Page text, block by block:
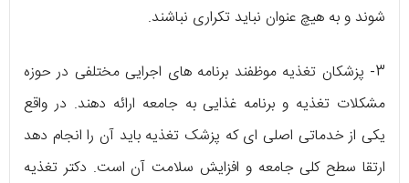
شوند و به هیچ عنوان نباید تکراری نباشند.
3- پزشکان تغذیه موظفند برنامه های اجرایی مختلفی در حوزه
مشکلات تغذیه و برنامه غذایی به جامعه ارائه دهند. در واقع
یکی از خدماتی اصلی ای که پزشک تغذیه باید آن را انجام دهد
ارتقا سطح کلی جامعه و افزایش سلامت آن است. دکتر تغذیه